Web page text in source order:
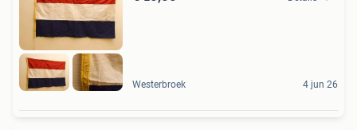
Westerbroek 4 jun 26